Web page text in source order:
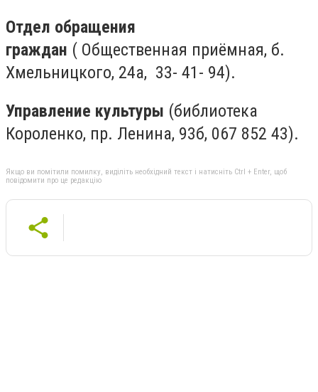
Отдел обращения
граждан ( Общественная приёмная, б.
Хмельницкого, 24а, 33- 41- 94).
Управление культуры (библиотека
Короленко, пр. Ленина, 93б, 067 852 43).
Якщо ви помітили помилку, виділіть необхідний текст і натисніть Ctrl + Enter, щоб
повідомити про це редакцію